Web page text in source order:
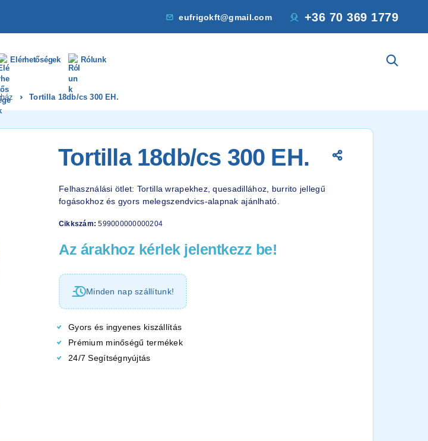
eufrigokft@gmail.com +36 70 369 1779
Elérhetőségek Rólunk
Tortilla 18db/cs 300 EH.
Tortilla 18db/cs 300 EH.
Felhasználási ötlet: Tortilla wrapekhez, quesadillához, burrito jellegű
fogásokhoz és gyors melegszendvics-alapnak ajánlható.
Cikkszám:599000000000204
Az árakhoz kérlek jelentkezz be!
Minden nap szállítunk!
Gyors és ingyenes kiszállítás
Prémium minőségű termékek
24/7 Segítségnyújtás